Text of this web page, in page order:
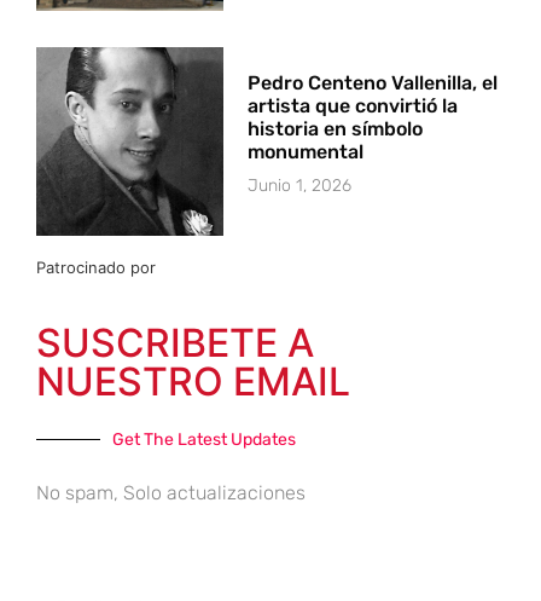
Pedro Centeno Vallenilla, el
artista que convirtió la
historia en símbolo
monumental
Junio 1, 2026
Patrocinado por
SUSCRIBETE A
NUESTRO EMAIL
Get The Latest Updates
No spam, Solo actualizaciones